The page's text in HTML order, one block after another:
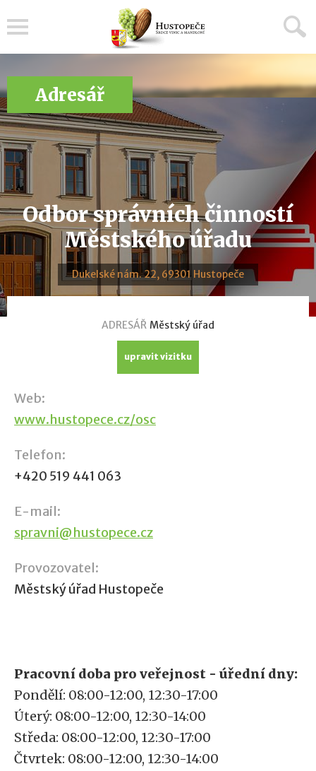
Adresář
Odbor správních činností
Městského úřadu
Dukelské nám. 22, 69301 Hustopeče
ADRESÁŘ Městský úřad
upravit vizitku
Web:
www.hustopece.cz/osc
Telefon:
+420 519 441 063
E-mail:
spravni@hustopece.cz
Provozovatel:
Městský úřad Hustopeče
Pracovní doba pro veřejnost - úřední dny:
Pondělí: 08:00-12:00, 12:30-17:00
Úterý: 08:00-12:00, 12:30-14:00
Středa: 08:00-12:00, 12:30-17:00
Čtvrtek: 08:00-12:00, 12:30-14:00